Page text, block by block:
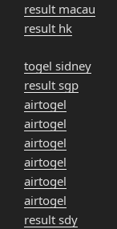
result macau
result hk
togel sidney
result sgp
airtogel
airtogel
airtogel
airtogel
airtogel
airtogel
result sdy